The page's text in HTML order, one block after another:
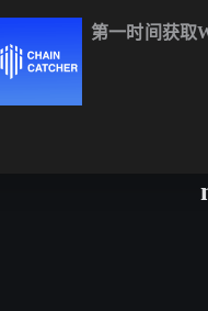
第一时间获取